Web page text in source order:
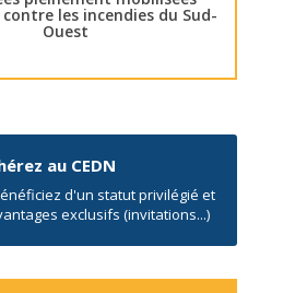
les incendies du Sud-
Ouest
au CEDN
d'un statut privilégié et
exclusifs (invitations...)